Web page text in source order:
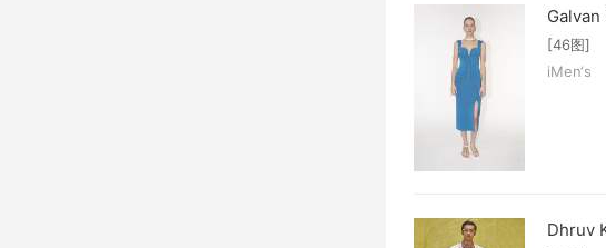
[46图]
iMen‘s
Dhruv